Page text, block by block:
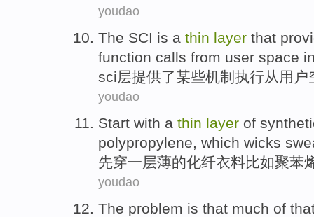
youdao
The SCI is a thin layer that
function calls from user space
sci层提供了某些机制 执行从 用户
youdao
Start with a thin layer of
polypropylene, which wicks
先穿一层薄的化纤衣料比如聚苯
youdao
The problem is that much of